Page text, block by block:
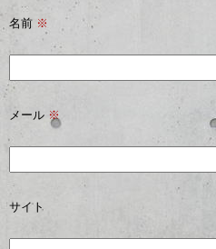
名前 ※
メール ※
サイト